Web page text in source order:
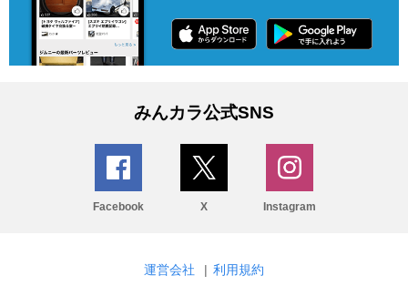
みんカラ公式SNS
Facebook X Instagram
運営会社 | 利用規約